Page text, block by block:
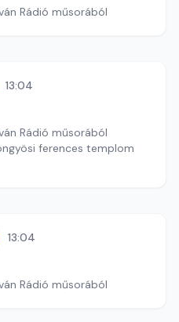
Rádió műsorából
13:04
Rádió műsorából
ferences templom
13:04
Rádió műsorából